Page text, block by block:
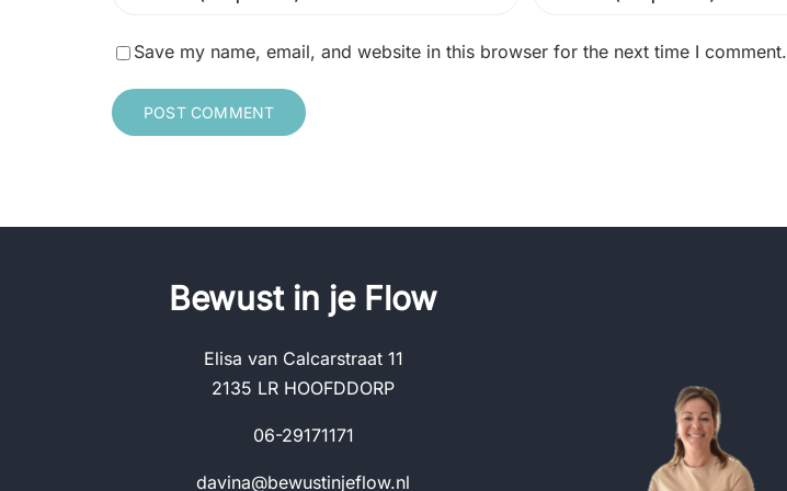
Save my name, email, and website in this browser for the next time I comment.
Bewust in je Flow
Elisa van Calcarstraat 11
2135 LR HOOFDDORP
06-29171171
davina@bewustinjeflow.nl